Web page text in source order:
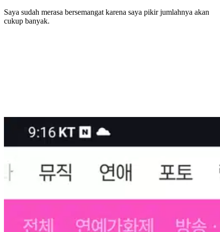
Saya sudah merasa bersemangat karena saya pikir jumlahnya akan
cukup banyak.